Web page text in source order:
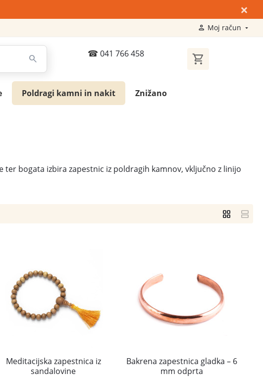
×
Moj račun
041 766 458
Poldragi kamni in nakit Znižano
ter bogata izbira zapestnic iz poldragih kamnov, vključno z linijo
Meditacijska zapestnica iz
sandalovine
Bakrena zapestnica gladka – 6
mm odprta